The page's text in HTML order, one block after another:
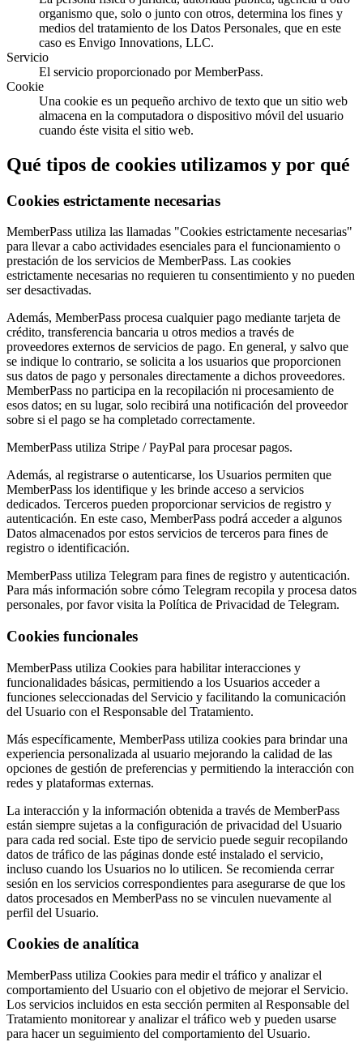
organismo que, solo o junto con otros, determina los fines y
medios del tratamiento de los Datos Personales, que en este
caso es Envigo Innovations, LLC.
Servicio
El servicio proporcionado por MemberPass.
Cookie
Una cookie es un pequeño archivo de texto que un sitio web
almacena en la computadora o dispositivo móvil del usuario
cuando éste visita el sitio web.
Qué tipos de cookies utilizamos y por qué
Cookies estrictamente necesarias
MemberPass utiliza las llamadas "Cookies estrictamente necesarias"
para llevar a cabo actividades esenciales para el funcionamiento o
prestación de los servicios de MemberPass. Las cookies
estrictamente necesarias no requieren tu consentimiento y no pueden
ser desactivadas.
Además, MemberPass procesa cualquier pago mediante tarjeta de
crédito, transferencia bancaria u otros medios a través de
proveedores externos de servicios de pago. En general, y salvo que
se indique lo contrario, se solicita a los usuarios que proporcionen
sus datos de pago y personales directamente a dichos proveedores.
MemberPass no participa en la recopilación ni procesamiento de
esos datos; en su lugar, solo recibirá una notificación del proveedor
sobre si el pago se ha completado correctamente.
MemberPass utiliza Stripe / PayPal para procesar pagos.
Además, al registrarse o autenticarse, los Usuarios permiten que
MemberPass los identifique y les brinde acceso a servicios
dedicados. Terceros pueden proporcionar servicios de registro y
autenticación. En este caso, MemberPass podrá acceder a algunos
Datos almacenados por estos servicios de terceros para fines de
registro o identificación.
MemberPass utiliza Telegram para fines de registro y autenticación.
Para más información sobre cómo Telegram recopila y procesa datos
personales, por favor visita la Política de Privacidad de Telegram.
Cookies funcionales
MemberPass utiliza Cookies para habilitar interacciones y
funcionalidades básicas, permitiendo a los Usuarios acceder a
funciones seleccionadas del Servicio y facilitando la comunicación
del Usuario con el Responsable del Tratamiento.
Más específicamente, MemberPass utiliza cookies para brindar una
experiencia personalizada al usuario mejorando la calidad de las
opciones de gestión de preferencias y permitiendo la interacción con
redes y plataformas externas.
La interacción y la información obtenida a través de MemberPass
están siempre sujetas a la configuración de privacidad del Usuario
para cada red social. Este tipo de servicio puede seguir recopilando
datos de tráfico de las páginas donde esté instalado el servicio,
incluso cuando los Usuarios no lo utilicen. Se recomienda cerrar
sesión en los servicios correspondientes para asegurarse de que los
datos procesados en MemberPass no se vinculen nuevamente al
perfil del Usuario.
Cookies de analítica
MemberPass utiliza Cookies para medir el tráfico y analizar el
comportamiento del Usuario con el objetivo de mejorar el Servicio.
Los servicios incluidos en esta sección permiten al Responsable del
Tratamiento monitorear y analizar el tráfico web y pueden usarse
para hacer un seguimiento del comportamiento del Usuario.